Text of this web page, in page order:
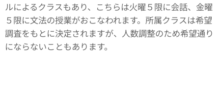
ルによるクラスもあり、こちらは火曜５限に会話、金曜
５限に文法の授業がおこなわれます。所属クラスは希望
調査をもとに決定されますが、人数調整のため希望通り
にならないこともあります。